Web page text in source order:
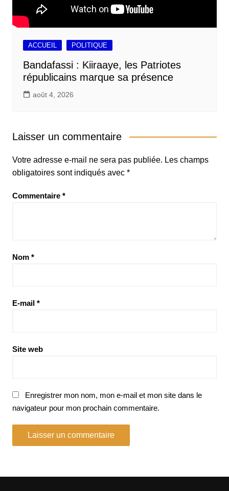
ACCUEIL POLITIQUE
Bandafassi : Kiiraaye, les Patriotes
républicains marque sa présence
août 4, 2026
Laisser un commentaire
Votre adresse e-mail ne sera pas publiée. Les champs
obligatoires sont indiqués avec *
Commentaire *
Nom *
E-mail *
Site web
Enregistrer mon nom, mon e-mail et mon site dans le
navigateur pour mon prochain commentaire.